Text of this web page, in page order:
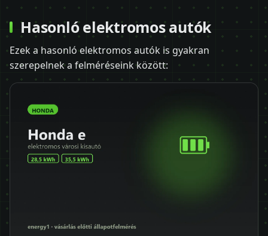
Hasonló elektromos autók
Ezek a hasonló elektromos autók is gyakran
szerepelnek a felméréseink között: